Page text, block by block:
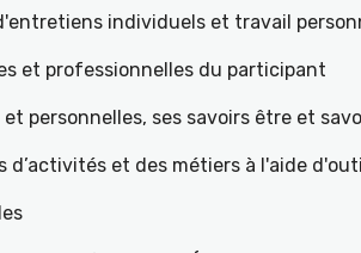
individuels et travail
et professionnelles du participant
personnelles, ses savoirs être et
d’activités et des métiers à